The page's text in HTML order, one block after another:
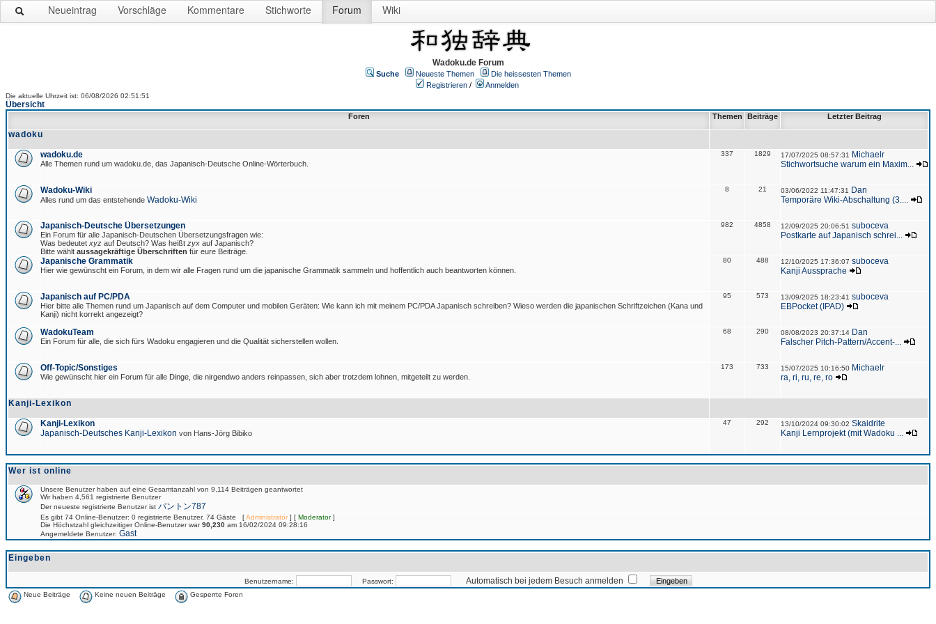
Neueintrag Vorschläge Kommentare Stichworte Forum Wiki
Wadoku.de Forum
Suche Neueste Themen
Die heissesten Themen
Registrieren / Anmelden
Die aktuelle Uhrzeit ist: 06/08/2026 02:51:51
Übersicht
Foren Themen Beiträge Letzter Beitrag
wadoku
wadoku.de
Alle Themen rund um wadoku.de, das Japanisch-Deutsche Online-Wörterbuch.
337 1829 17/07/2025 08:57:31
Michaelr
Stichwortsuche warum ein Maxim...
Wadoku-Wiki
Alles rund um das entstehende Wadoku-Wiki
8 21 03/06/2022 11:47:31
Dan
Temporäre Wiki-Abschaltung (3....
Japanisch-Deutsche Übersetzungen
Ein Forum für alle Japanisch-Deutschen Übersetzungsfragen wie:
Was bedeutet xyz auf Deutsch? Was heißt zyx auf Japanisch?
Bitte wählt aussagekräftige Überschriften für eure Beiträge.
982 4858 12/09/2025 20:06:51 suboceva
Postkarte auf Japanisch schrei...
Japanische Grammatik
Hier wie gewünscht ein Forum, in dem wir alle Fragen rund um die japanische Grammatik sammeln und hoffentlich auch beantworten können.
80 488 12/10/2025 17:36:07 suboceva
Kanji Aussprache
Japanisch auf PC/PDA
Hier bitte alle Themen rund um Japanisch auf dem Computer und mobilen Geräten: Wie kann ich mit meinem PC/PDA Japanisch schreiben? Wieso werden die japanischen Schriftzeichen (Kana und
Kanji) nicht korrekt angezeigt?
95 573 13/09/2025 18:23:41 suboceva
EBPocket (IPAD)
WadokuTeam
Ein Forum für alle, die sich fürs Wadoku engagieren und die Qualität sicherstellen wollen.
68 290 08/08/2023 20:37:14 Dan
Falscher Pitch-Pattern/Accent-...
Off-Topic/Sonstiges
Wie gewünscht hier ein Forum für alle Dinge, die nirgendwo anders reinpassen, sich aber trotzdem lohnen, mitgeteilt zu werden.
173 733 15/07/2025 10:16:50 Michaelr
ra, ri, ru, re, ro
Kanji-Lexikon
Kanji-Lexikon
Japanisch-Deutsches Kanji-Lexikon von Hans-Jörg Bibiko
47 292 13/10/2024 09:30:02 Skaidrite
Kanji Lernprojekt (mit Wadoku ...
Wer ist online
Unsere Benutzer haben auf eine Gesamtanzahl von 9,114 Beiträgen geantwortet
Wir haben 4,561 registrierte Benutzer
Der neueste registrierte Benutzer ist パントン787
Es gibt 74 Online-Benutzer: 0 registrierte Benutzer, 74 Gäste [Administrator] [ Moderator]
Die Höchstzahl gleichzeitiger Online-Benutzer war90,230 am 16/02/2024 09:28:16
Angemeldete Benutzer: Gast
Eingeben
Benutzername: Passwort: Automatisch bei jedem Besuch anmelden
Neue Beiträge Keine neuen Beiträge Gesperrte Foren